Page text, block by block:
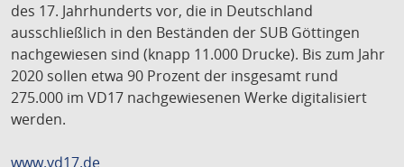
des 17. Jahrhunderts vor, die in Deutschland
ausschließlich in den Beständen der SUB Göttingen
nachgewiesen sind (knapp 11.000 Drucke). Bis zum Jahr
2020 sollen etwa 90 Prozent der insgesamt rund
275.000 im VD17 nachgewiesenen Werke digitalisiert
werden.
www.vd17.de